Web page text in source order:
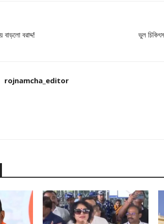
বাড়লো বরাদ্দ! ভুল
rojnamcha_editor